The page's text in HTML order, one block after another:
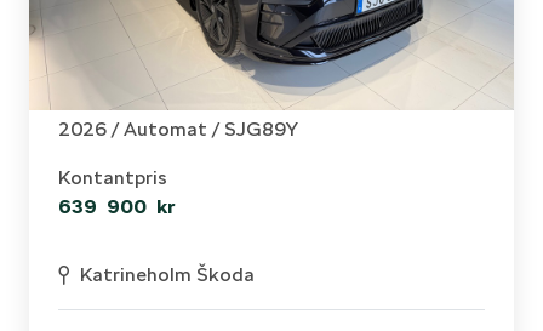
Skoda - Enyaq
RS 84 KWH BATTERI ELMOTOR 340 HK 1 VXL AUTOM
2026 /Automat / SJG89Y
Kontantpris
639 900 kr
Katrineholm Škoda